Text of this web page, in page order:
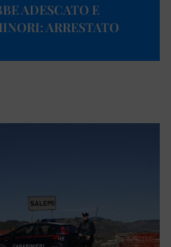
ADESCATO E
ARRESTATO